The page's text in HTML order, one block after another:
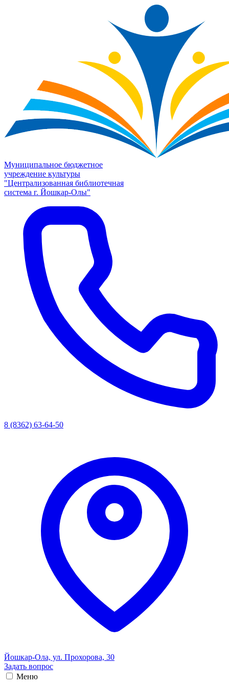
Муниципальное бюджетное
учреждение культуры
"Централизованная библиотечная
система г. Йошкар-Олы"
8 (8362) 63-64-50
Йошкар-Ола, ул. Прохорова, 30
Задать вопрос
Меню